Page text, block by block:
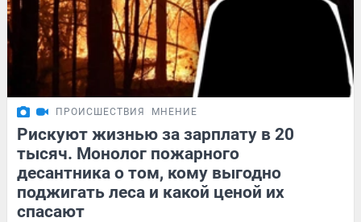
ПРОИСШЕСТВИЯ МНЕНИЕ
Рискуют жизнью за зарплату в 20
тысяч. Монолог пожарного
десантника о том, кому выгодно
поджигать леса и какой ценой их
спасают